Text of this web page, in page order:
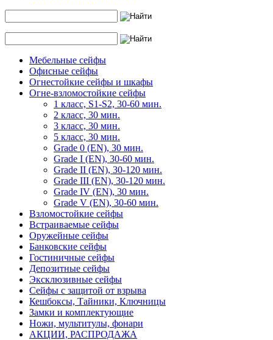
Мебельные сейфы
Офисные сейфы
Огнестойкие сейфы и шкафы
Огне-взломостойкие сейфы
1 класс, S1-S2, 30-60 мин.
2 класс, 30 мин.
3 класс, 30 мин.
5 класс, 30 мин.
Grade 0 (EN), 30 мин.
Grade I (EN), 30-60 мин.
Grade II (EN), 30-120 мин.
Grade III (EN), 30-120 мин.
Grade IV (EN), 30 мин.
Grade V (EN), 30-60 мин.
Взломостойкие сейфы
Встраиваемые сейфы
Оружейные сейфы
Банковские сейфы
Гостиничные сейфы
Депозитные сейфы
Эксклюзивные сейфы
Сейфы с защитой от взрыва
Кешбоксы, Тайники, Ключницы
Замки и комплектующие
Ножи, мультитулы, фонари
АКЦИИ, РАСПРОДАЖА